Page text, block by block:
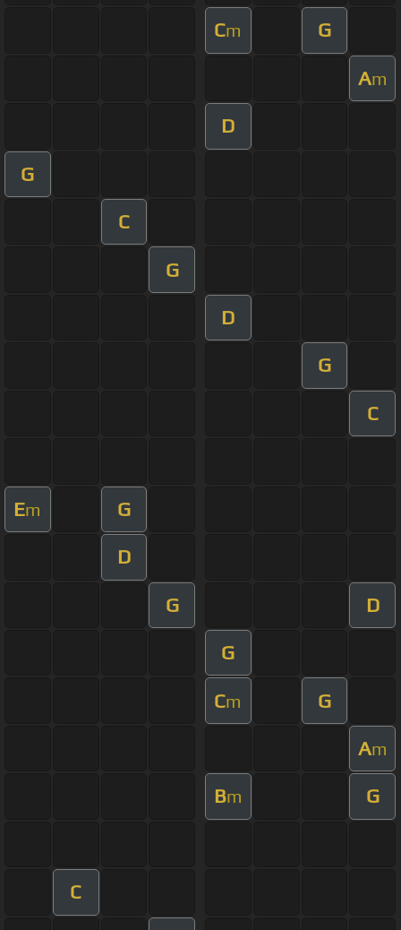
Cm G
Am
D
G
C
G
D
G
C
Em G
D
G D
G
Cm G
Am
Bm G
C